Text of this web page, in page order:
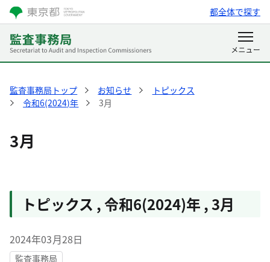
都全体で探す
監査事務局トップ お知らせ
トピックス
令和6(2024)年
3月
3月
トピックス ,令和6(2024)年 ,3月
2024年03月28日
監査事務局